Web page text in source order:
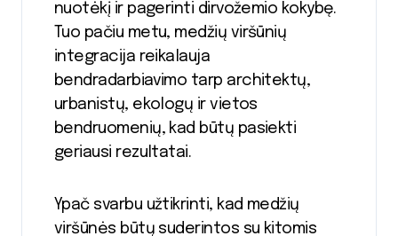
nuotėkį ir pagerinti dirvožemio kokybę.
Tuo pačiu metu, medžių viršūnių
integracija reikalauja
bendradarbiavimo tarp architektų,
urbanistų, ekologų ir vietos
bendruomenių, kad būtų pasiekti
geriausi rezultatai.
Ypač svarbu užtikrinti, kad medžių
viršūnės būtų suderintos su kitomis